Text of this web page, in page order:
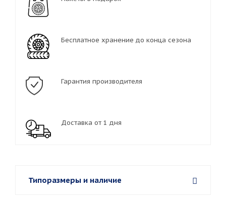
Бесплатное хранение до конца сезона
Гарантия производителя
Доставка от 1 дня
Типоразмеры и наличие